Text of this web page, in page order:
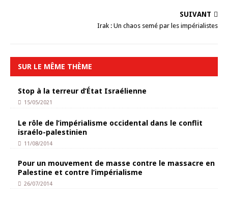
SUIVANT
Irak : Un chaos semé par les impérialistes
SUR LE MÊME THÈME
Stop à la terreur d’État Israélienne
15/05/2021
Le rôle de l’impérialisme occidental dans le conflit
israélo-palestinien
11/08/2014
Pour un mouvement de masse contre le massacre en
Palestine et contre l’impérialisme
26/07/2014